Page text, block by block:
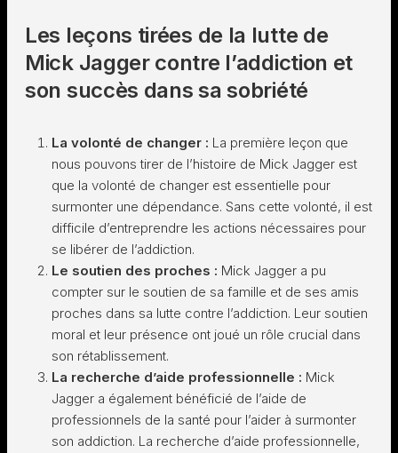
Les leçons tirées de la lutte de
Mick Jagger contre l’addiction et
son succès dans sa sobriété
La volonté de changer : La première leçon que
nous pouvons tirer de l’histoire de Mick Jagger est
que la volonté de changer est essentielle pour
surmonter une dépendance. Sans cette volonté, il est
difficile d’entreprendre les actions nécessaires pour
se libérer de l’addiction.
Le soutien des proches : Mick Jagger a pu
compter sur le soutien de sa famille et de ses amis
proches dans sa lutte contre l’addiction. Leur soutien
moral et leur présence ont joué un rôle crucial dans
son rétablissement.
La recherche d’aide professionnelle : Mick
Jagger a également bénéficié de l’aide de
professionnels de la santé pour l’aider à surmonter
son addiction. La recherche d’aide professionnelle,